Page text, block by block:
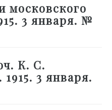
московского
3 января. №
К. С.
3 января.